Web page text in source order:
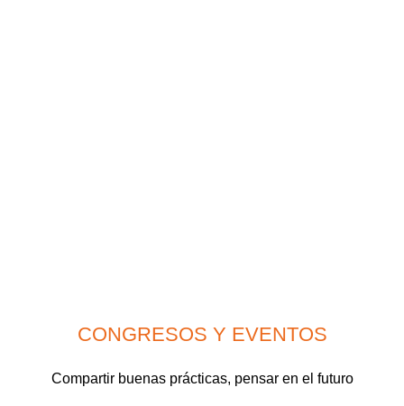
CONGRESOS Y EVENTOS
Compartir buenas prácticas, pensar en el futuro